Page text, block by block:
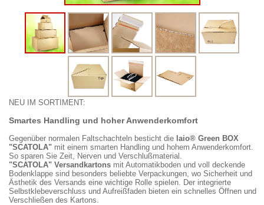
NEU IM SORTIMENT:
Smartes Handling und hoher Anwenderkomfort
Gegenüber normalen Faltschachteln besticht die laio® Green BOX
"SCATOLA" mit einem smarten Handling und hohem Anwenderkomfort.
So sparen Sie Zeit, Nerven und Verschlußmaterial.
"SCATOLA" Versandkartons mit Automatikboden und voll deckende
Bodenklappe sind besonders beliebte Verpackungen, wo Sicherheit und
Ästhetik des Versands eine wichtige Rolle spielen. Der integrierte
Selbstklebeverschluss und Aufreißfaden bieten ein schnelles Öffnen und
Verschließen des Kartons.